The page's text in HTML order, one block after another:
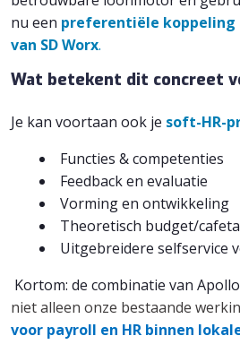
nu een preferentiële koppeling
van SD Worx.
Wat betekent dit concreet
Je kan voortaan ook je soft-HR-
Functies & competenties
Feedback en evaluatie
Vorming en ontwikkeling
Theoretisch budget/
Uitgebreidere selfservice
Kortom: de combinatie van
niet alleen onze bestaande
voor payroll en HR binnen